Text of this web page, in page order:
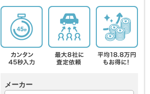
メーカー